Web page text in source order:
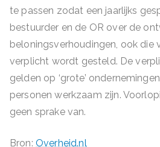
te passen zodat een jaarlijks
bestuurder en de OR over de
beloningsverhoudingen, ook die
verplicht wordt gesteld. De
gelden op ‘grote’
personen werkzaam zijn.
geen sprake van.
Bron: Overheid.nl